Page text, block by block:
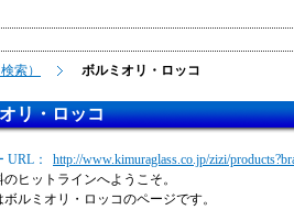
索） ボルミオリ・ロッコ
リ・ロッコ
URL：
http://www.kimuraglass.co.jp/zizi/
ヒットラインへようこそ。
ボルミオリ・ロッコのページです。